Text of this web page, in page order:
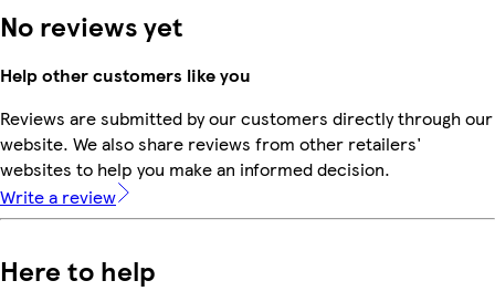
No reviews yet
Help other customers like you
Reviews are submitted by our customers directly through our
website. We also share reviews from other retailers'
websites to help you make an informed decision.
Write a review
Here to help